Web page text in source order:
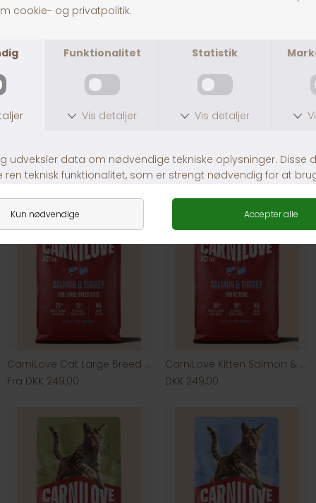
CarniLove Cat Large Breed Salmon & Turkey
Fra DKK 249,00
CarniLove Kitten Salmon & Turkey
DKK 249,00